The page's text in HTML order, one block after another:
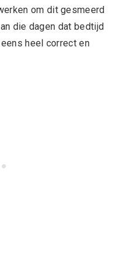
om dit gesmeerd
die dagen dat bedtijd
heel correct en